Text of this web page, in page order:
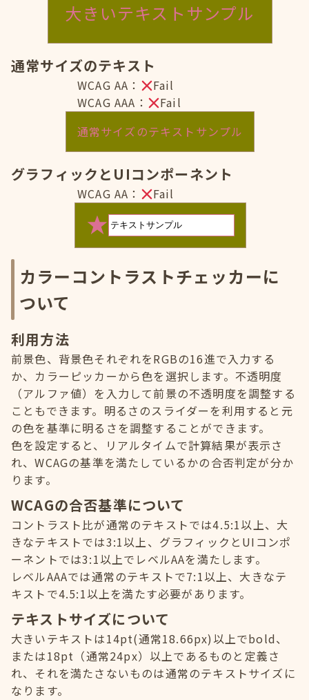
大きいテキストサンプル
通常サイズのテキスト
WCAG AA：
Fail
WCAG AAA：
Fail
通常サイズのテキストサンプル
グラフィックとUIコンポーネント
WCAG AA： Fail
カラーコントラストチェッカーに
ついて
利用方法
前景色、背景色それぞれをRGBの16進で入力する
か、カラーピッカーから色を選択します。不透明度
（アルファ値）を入力して前景の不透明度を調整する
こともできます。明るさのスライダーを利用すると元
の色を基準に明るさを調整することができます。
色を設定すると、リアルタイムで計算結果が表示さ
れ、WCAGの基準を満たしているかの合否判定が分か
ります。
WCAGの合否基準について
コントラスト比が通常のテキストでは4.5:1以上、大
きなテキストでは3:1以上、グラフィックとUIコンポ
ーネントでは3:1以上でレベルAAを満たします。
レベルAAAでは通常のテキストで7:1以上、大きなテ
キストで4.5:1以上を満たす必要があります。
テキストサイズについて
大きいテキストは14pt(通常18.66px)以上でbold、
または18pt（通常24px）以上であるものと定義さ
れ、それを満たさないものは通常のテキストサイズに
なります。